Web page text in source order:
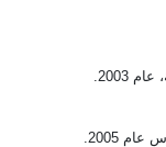
2003.